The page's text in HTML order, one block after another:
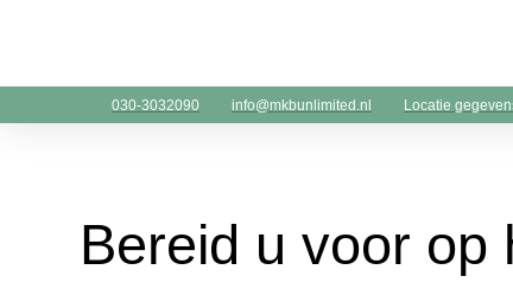
030-3032090 info@mkbunlimited.nl Locatie
Bereid u voor op